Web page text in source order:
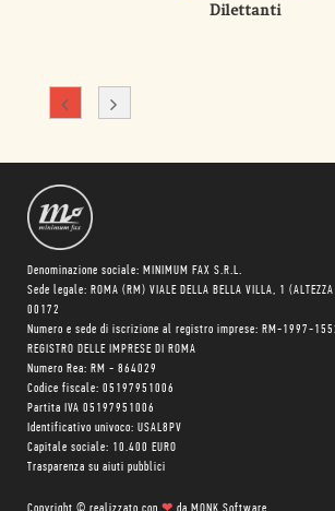
Dilettanti
Denominazione sociale: MINIMUM FAX S.R.L.
Sede legale: ROMA (RM) VIALE DELLA BELLA VILLA, 1
00172
Numero e sede di iscrizione al registro imprese: RM-1997-
REGISTRO DELLE IMPRESE DI ROMA
Numero Rea: RM - 864029
Codice fiscale: 05197951006
Partita IVA 05197951006
Identificativo univoco: USAL8PV
Capitale sociale: 10.400 EURO
Trasparenza su aiuti pubblici